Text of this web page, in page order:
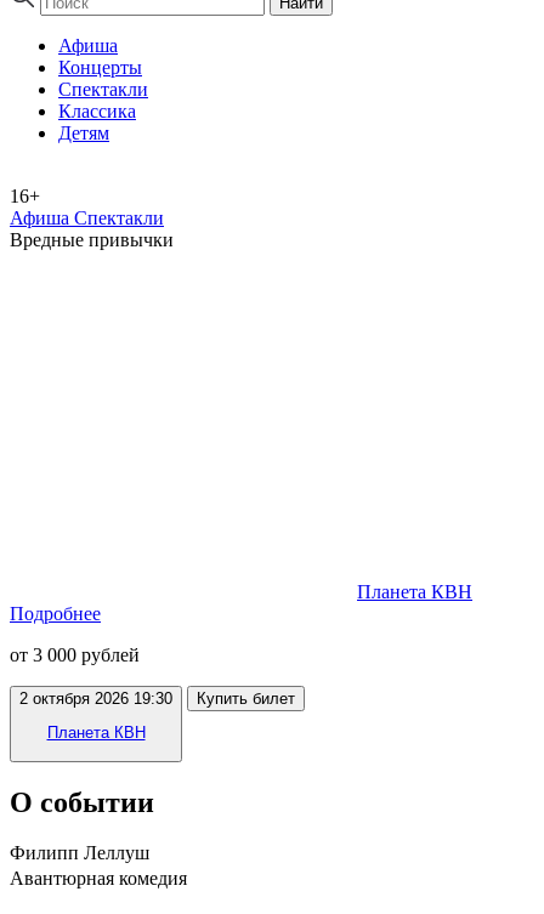
Афиша
Концерты
Спектакли
Классика
Детям
16+
Афиша Спектакли
Вредные привычки
Планета КВН
Подробнее
от 3 000 рублей
2 октября 2026 19:30
Планета КВН
Купить билет
О событии
Филипп Леллуш
Авантюрная комедия